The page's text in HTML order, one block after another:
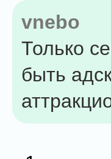
vnebo
Только
быть